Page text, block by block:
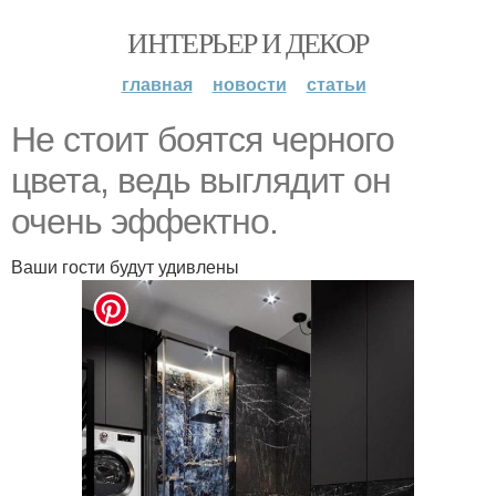
ИНТЕРЬЕР И ДЕКОР
главная новости статьи
Не стоит боятся черного
цвета, ведь выглядит он
очень эффектно.
Ваши гости будут удивлены